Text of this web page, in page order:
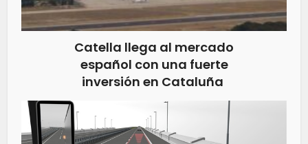
Catella llega al mercado
español con una fuerte
inversión en Cataluña